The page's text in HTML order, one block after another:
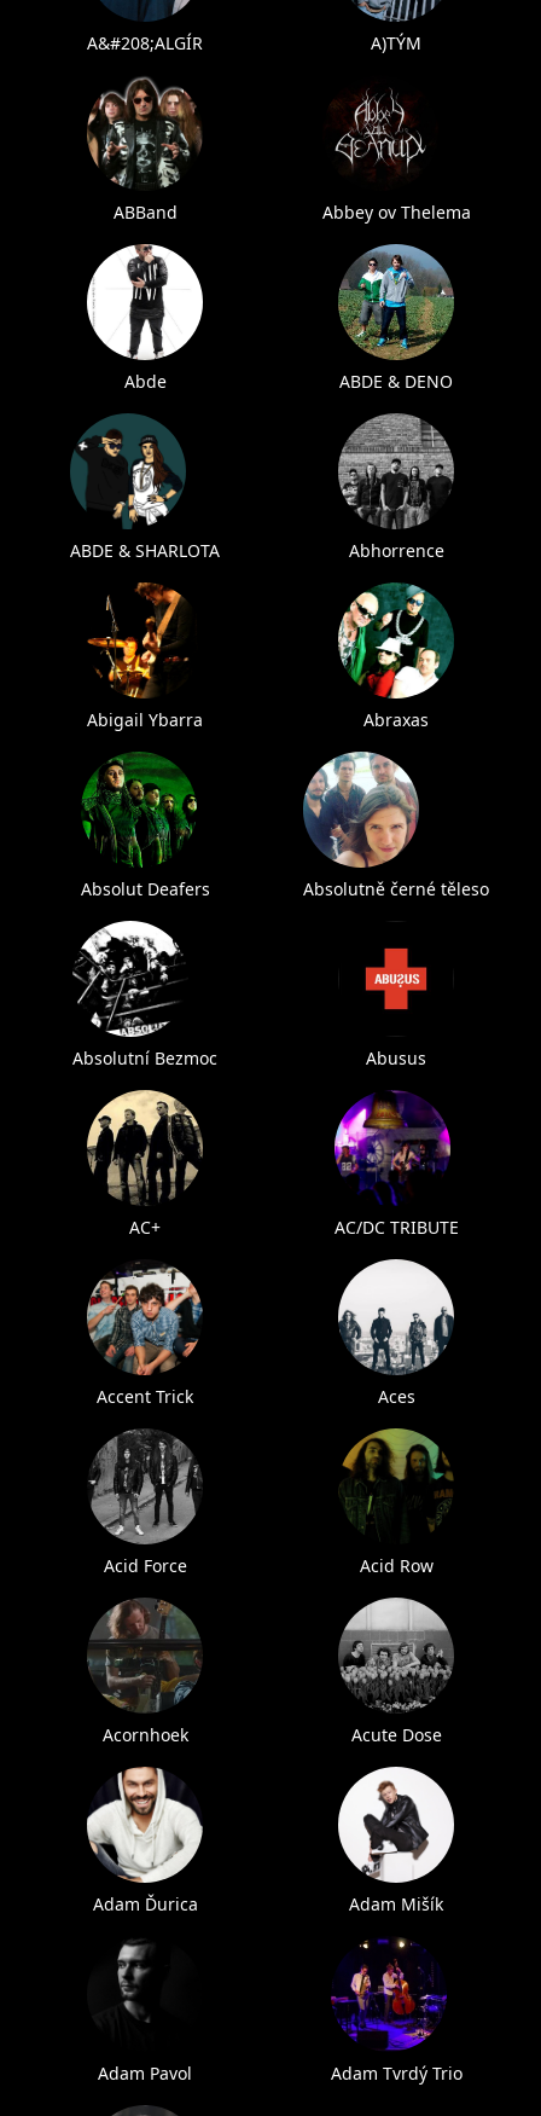
A&#208;ALGÍR A)TÝM
ABBand Abbey ov Thelema
Abde ABDE & DENO
ABDE & SHARLOTA Abhorrence
Abigail Ybarra Abraxas
Absolut Deafers Absolutně černé těleso
Absolutní Bezmoc Abusus
AC+ AC/DC TRIBUTE
Accent Trick Aces
Acid Force Acid Row
Acornhoek Acute Dose
Adam Ďurica Adam Mišík
Adam Pavol Adam Tvrdý Trio